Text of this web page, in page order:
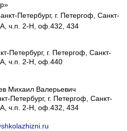
Петербург, г. Петергоф, Санкт-
ч.п. 2-Н, оф.432, 434
Петербург, г. Петергоф, Санкт-
ч.п. 2-Н, оф.440
Михаил Валерьевич
Петербург, г. Петергоф, Санкт-
ч.п. 2-Н, оф.432, 434